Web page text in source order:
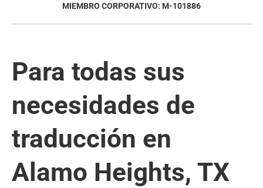
MIEMBRO CORPORATIVO: M-101886
Para todas sus
necesidades de
traducción en
Alamo Heights, TX